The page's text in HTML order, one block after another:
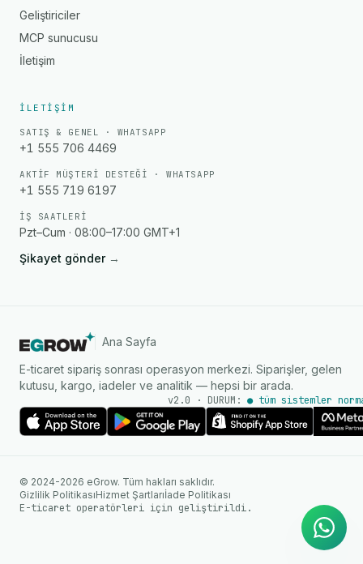
Geliştiriciler
MCP sunucusu
İletişim
İLETIŞIM
SATIŞ & GENEL · WHATSAPP
+1 555 706 4469
AKTIF MÜŞTERI DESTEĞI · WHATSAPP
+1 555 719 6197
İŞ SAATLERI
Pzt–Cum · 08:00–17:00 GMT+1
Şikayet gönder →
Ana Sayfa
E-ticaret sipariş sonrası operasyon merkezi. Siparişler, gelen
kutusu, kargo, iadeler ve analitik — hepsi bir arada.
v2.0 · DURUM: ● tüm sistemler
© 2024-2026 eGrow. Tüm hakları saklıdır.
Gizlilik PolitikasıHizmet Şartlarıİade Politikası
E-ticaret operatörleri için geliştirildi.
yanıtlar